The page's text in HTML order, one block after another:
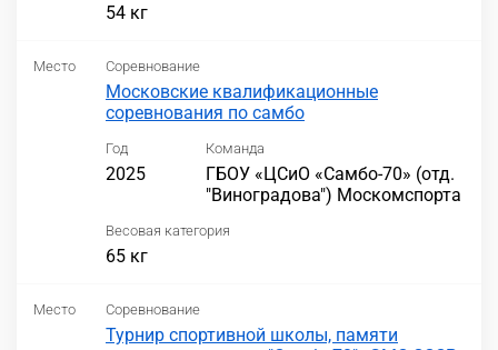
54 кг
Место Соревнование
Московские квалификационные
соревнования по самбо
Год
2025
Команда
ГБОУ «ЦСиО «Самбо-70» (отд.
"Виноградова") Москомспорта
Весовая категория
65 кг
Место Соревнование
Турнир спортивной школы, памяти